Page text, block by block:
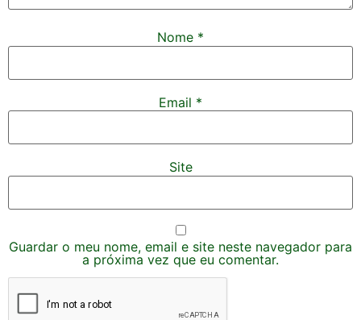
Nome *
Email *
Site
Guardar o meu nome, email e site neste navegador para
a próxima vez que eu comentar.